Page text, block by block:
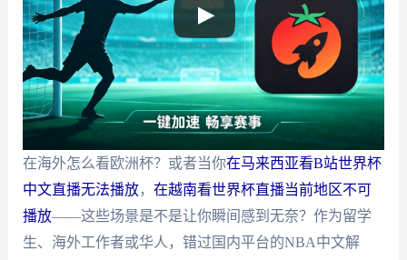
在海外怎么看欧洲杯？或者当你在马来西亚看B站世界杯
中文直播无法播放， 在越南看世界杯直播当前地区不可
播放——这些场景是不是让你瞬间感到无奈？作为留学
生、海外工作者或华人，错过国内平台的NBA中文解